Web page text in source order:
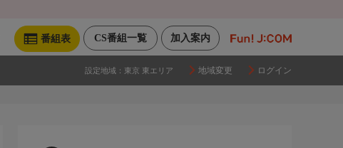
加入案内
CS番組一覧
番組表
設定地域： 東京 東エリア 地域変更 ログイン